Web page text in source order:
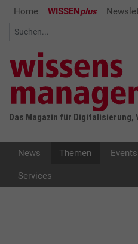
Home WISSENplus
Das Magazin für Digitalisierung,
News Themen Events
Services